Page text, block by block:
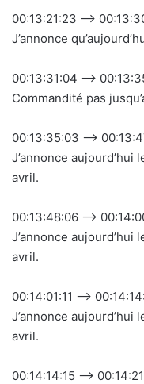
00:13:21:23 –>
J’annonce
00:13:31:04 –>
Commandité pas
00:13:35:03 –>
J’annonce
avril.
00:13:48:06 –>
J’annonce
avril.
00:14:01:11 –>
J’annonce
avril.
00:14:14:15 –>